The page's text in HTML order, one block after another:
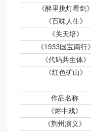
《醉里挑灯看剑》
《百味人生》
《关天培》
《1933国宝南行》
《代码共生体》
《红色矿山》
作品名称
《烬中戏》
《荆州演义》